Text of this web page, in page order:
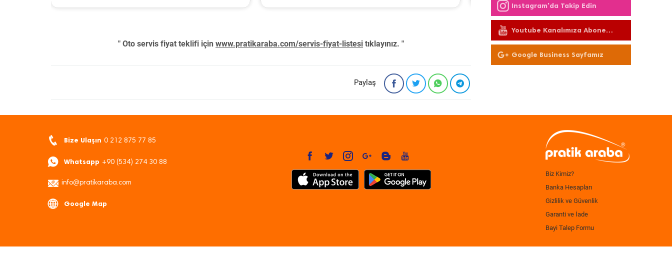
" Oto servis fiyat teklifi için www.pratikaraba.com/servis-fiyat-listesi tıklayınız. "
Paylaş
Instagram'da Takip Edin
Youtube Kanalımıza Abone
Olun
Google Business Sayfamız
Bize Ulaşın 0 212 875 77 85
Whatsapp +90 (534) 274 30 88
info@pratikaraba.com
Google Map
Biz Kimiz?
Banka Hesapları
Gizlilik ve Güvenlik
Garanti ve İade
Bayi Talep Formu